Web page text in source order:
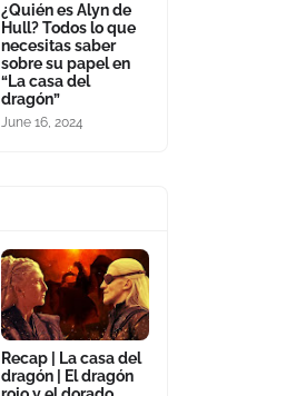
¿Quién es Alyn de
Hull? Todos lo que
necesitas saber
sobre su papel en
“La casa del
dragón”
June 16, 2024
Recap | La casa del
dragón | El dragón